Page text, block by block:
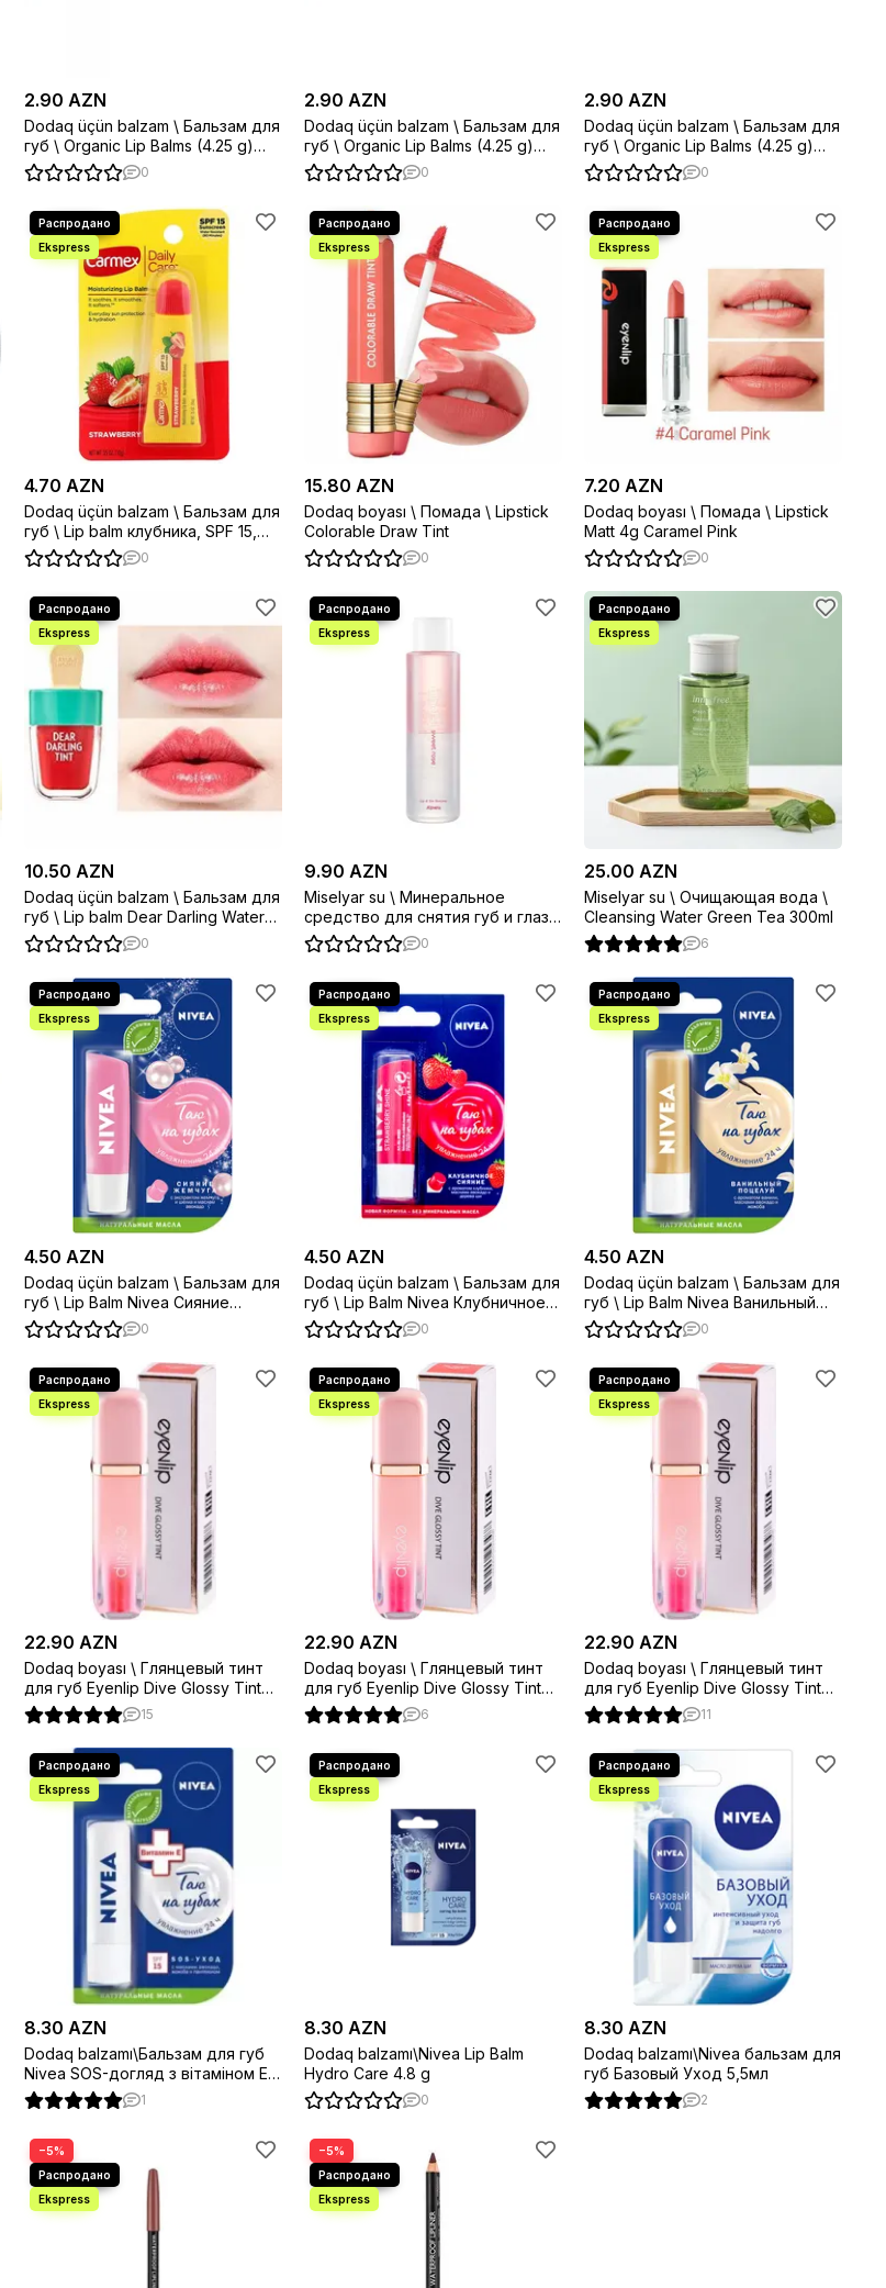
2.90 AZN
Dodaq üçün balzam \ Бальзам для
губ \ Organic Lip Balms (4.25 g)
Shea butter
0
2.90 AZN
Dodaq üçün balzam \ Бальзам для
губ \ Organic Lip Balms (4.25 g)
Tamanu
0
2.90 AZN
Dodaq üçün balzam \ Бальзам для
губ \ Organic Lip Balms (4.25 g)
Unflavored
0
4.70 AZN
Dodaq üçün balzam \ Бальзам для
губ \ Lip balm клубника, SPF 15,
0,35 унции (10 г)
0
15.80 AZN
Dodaq boyası \ Помада \ Lipstick
Colorable Draw Tint
0
7.20 AZN
Dodaq boyası \ Помада \ Lipstick
Matt 4g Caramel Pink
0
10.50 AZN
Dodaq üçün balzam \ Бальзам для
губ \ Lip balm Dear Darling Water
Gel Tint Ice Cream 4.5g
0
9.90 AZN
Miselyar su \ Минеральное
средство для снятия губ и глаз \
Mineral Lip & Eye Remover #Sweet
Rose 100ml
0
25.00 AZN
Miselyar su \ Очищающая вода \
Cleansing Water Green Tea 300ml
6
4.50 AZN
Dodaq üçün balzam \ Бальзам для
губ \ Lip Balm Nivea Сияние
жемчужин с маслом жожоба
0
4.50 AZN
Dodaq üçün balzam \ Бальзам для
губ \ Lip Balm Nivea Клубничное
сияние
0
4.50 AZN
Dodaq üçün balzam \ Бальзам для
губ \ Lip Balm Nivea Ванильный
десерт
0
22.90 AZN
Dodaq boyası \ Глянцевый тинт
для губ Eyenlip Dive Glossy Tint
№01 Flare 4 мл 15
22.90 AZN
Dodaq boyası \ Глянцевый тинт
для губ Eyenlip Dive Glossy Tint
no 02. Peony 4 мл
6
22.90 AZN
Dodaq boyası \ Глянцевый тинт
для губ Eyenlip Dive Glossy Tint
no 03. Dahlia 4 мл
11
8.30 AZN
Dodaq balzamı\Бальзам для губ
Nivea SOS-догляд з вітаміном Е і
пантенолом
1
8.30 AZN
Dodaq balzamı\Nivea Lip Balm
Hydro Care 4.8 g
0
8.30 AZN
Dodaq balzamı\Nivea бальзам для
губ Базовый Уход 5,5мл
2
−5% −5%